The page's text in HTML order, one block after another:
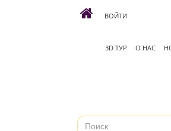
ВОЙТИ
3D ТУР О НАС